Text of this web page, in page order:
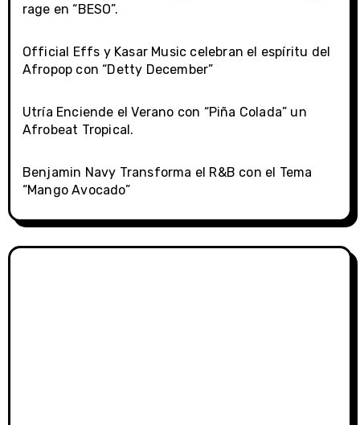
rage en “BESO”.
Official Effs y Kasar Music celebran el espíritu del
Afropop con “Detty December”
Utría Enciende el Verano con “Piña Colada” un
Afrobeat Tropical.
Benjamin Navy Transforma el R&B con el Tema
“Mango Avocado”